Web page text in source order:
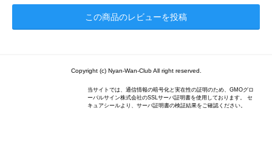
この商品のレビューを投稿
Copyright (c) Nyan-Wan-Club All right reserved.
当サイトでは、通信情報の暗号化と実在性の証明のため、GMOグロ
ーバルサイン株式会社のSSLサーバ証明書を使用しております。 セ
キュアシールより、サーバ証明書の検証結果をご確認ください。